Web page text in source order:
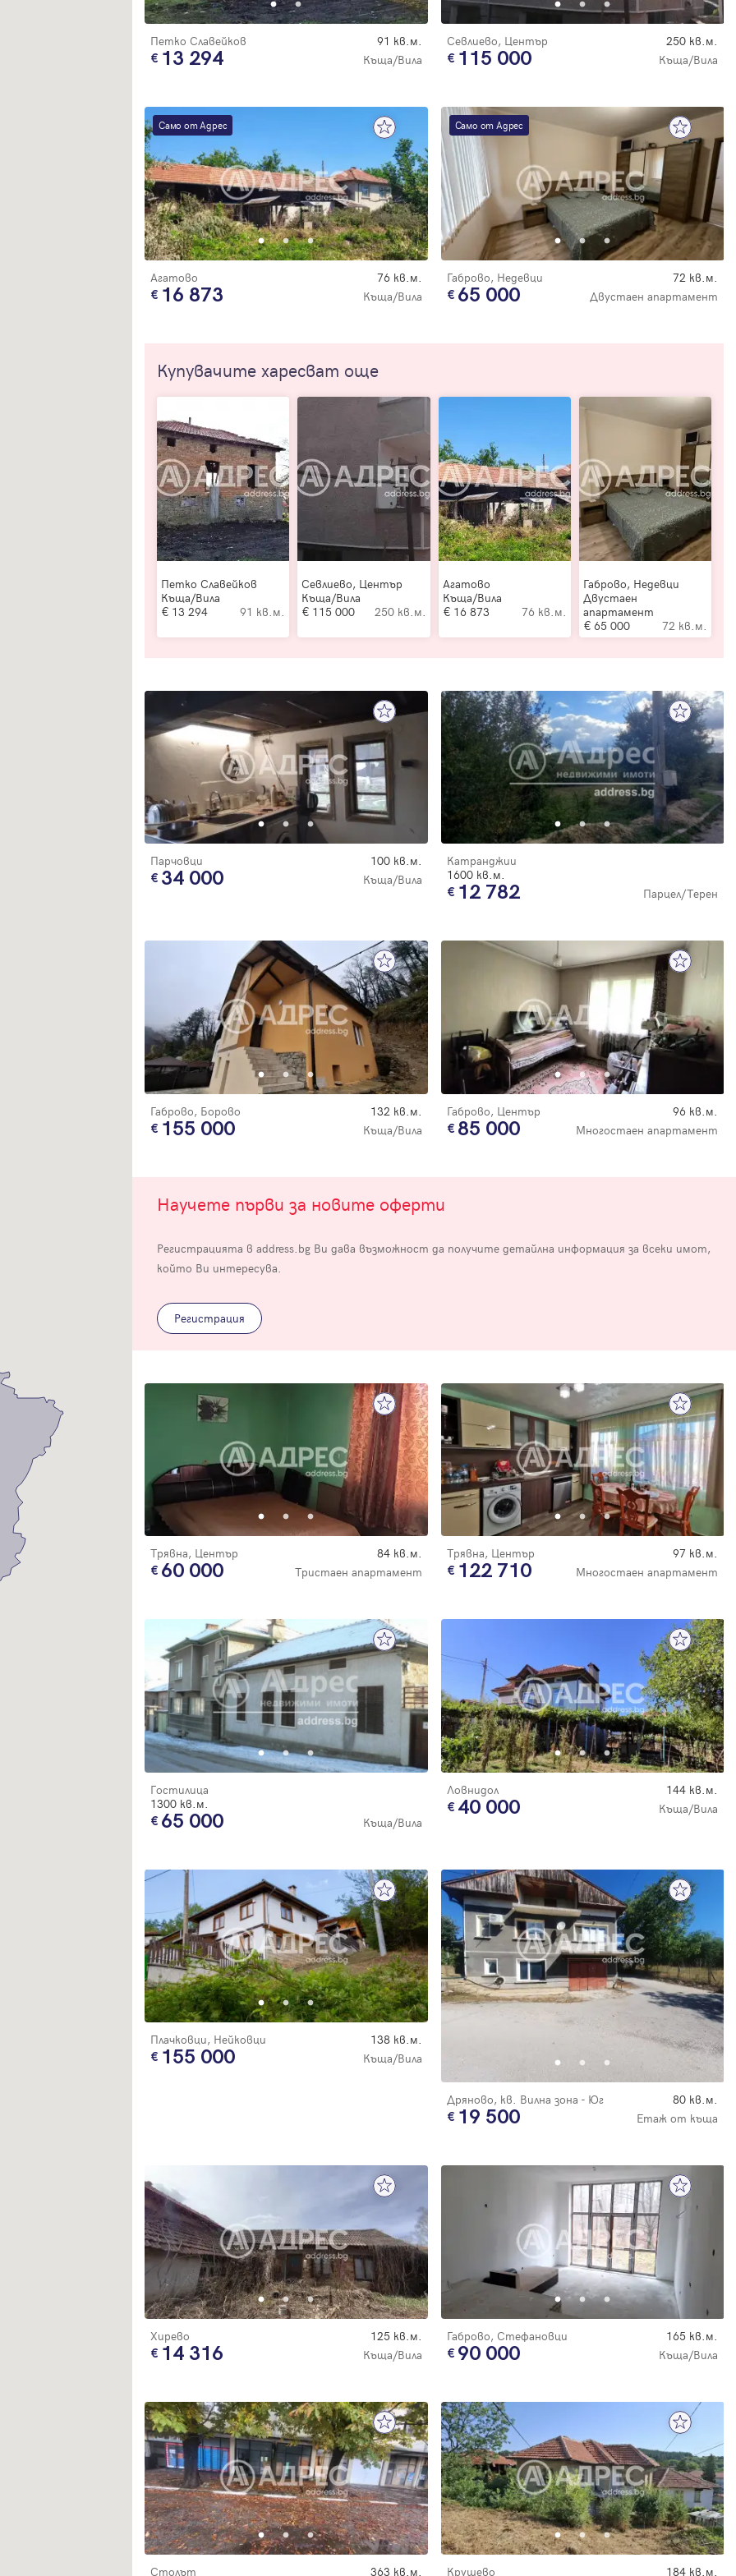
Петко Славейков 91 кв.м.
13 294 Къща/Вила
Севлиево, Център 250 кв.м.
115 000 Къща/Вила
Само от Адрес
Агатово 76 кв.м.
16 873 Къща/Вила
Само от Адрес
Габрово, Недевци 72 кв.м.
65 000 Двустаен апартамент
Купувачите харесват още
Петко Славейков
Къща/Вила
13 294
91 кв.м.
Севлиево, Център
Къща/Вила
115 000
250 кв.м.
Агатово
Къща/Вила
16 873
76 кв.м.
Габрово, Недевци
Двустаен
апартамент
65 000
72 кв.м.
Парчовци 100 кв.м.
34 000 Къща/Вила
Катранджии
1600 кв.м.
12 782 Парцел/Терен
Габрово, Борово 132 кв.м.
155 000 Къща/Вила
Габрово, Център 96 кв.м.
85 000 Многостаен апартамент
Научете първи за новите оферти
Регистрацията в address.bg Ви дава възможност да получите детайлна информация за всеки имот,
който Ви интересува.
Регистрация
Трявна, Център 84 кв.м.
60 000 Тристаен апартамент
Трявна, Център 97 кв.м.
122 710 Многостаен апартамент
Гостилица
1300 кв.м.
65 000 Къща/Вила
Ловнидол 144 кв.м.
40 000 Къща/Вила
Плачковци, Нейковци 138 кв.м.
155 000 Къща/Вила
Дряново, кв. Вилна зона - Юг 80 кв.м.
19 500 Етаж от къща
Хирево 125 кв.м.
14 316 Къща/Вила
Габрово, Стефановци 165 кв.м.
90 000 Къща/Вила
Столът 363 кв.м. Крушево 184 кв.м.
Благодарим ви! Проверете имейл адрес си, за да активирате
регистрацията.
Успех!
Благодарим ви! Очаквайте скоро да се свържем с вас!
Продължи с Google
или влезте с имейл
Имейл Парола
Забравена парола
Регистрация